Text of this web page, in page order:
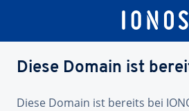
Diese Domain ist
Diese Domain ist bereits bei